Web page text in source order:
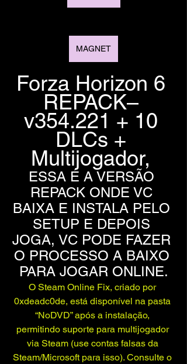
MAGNET
Forza Horizon 6
REPACK–
v354.221 + 10
DLCs +
Multijogador,
ESSA É A VERSÃO
REPACK ONDE VC
BAIXA E INSTALA PELO
SETUP E DEPOIS
JOGA, VC PODE FAZER
O PROCESSO A BAIXO
PARA JOGAR ONLINE.
O Steam Online Fix, criado por
0xdeadc0de, está disponível na pasta
“NoDVD” após a instalação,
permitindo suporte para multijogador
via Steam (use contas falsas da
Steam/Microsoft para isso). Consulte o